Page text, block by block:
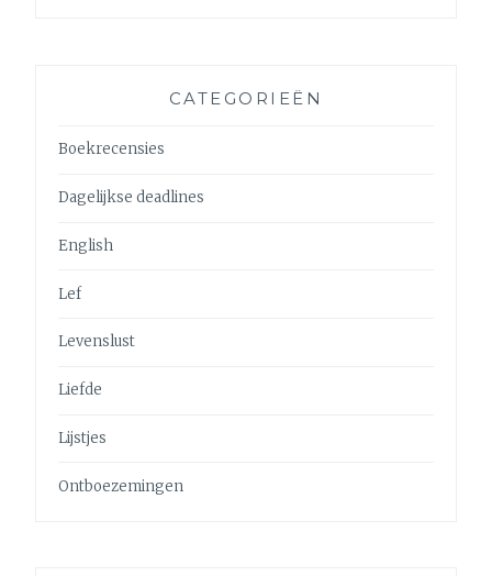
CATEGORIEËN
Boekrecensies
Dagelijkse deadlines
English
Lef
Levenslust
Liefde
Lijstjes
Ontboezemingen